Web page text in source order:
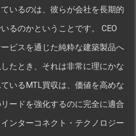
いるのは、彼らが会社を長期的
るのかということです。 CEO
ビスを通じた純粋な建築製品へ
たとき、それは非常に理にかな
いるMTL買収は、価値を高めな
ードを強化するのに完全に適合
ンターコネクト・テクノロジー